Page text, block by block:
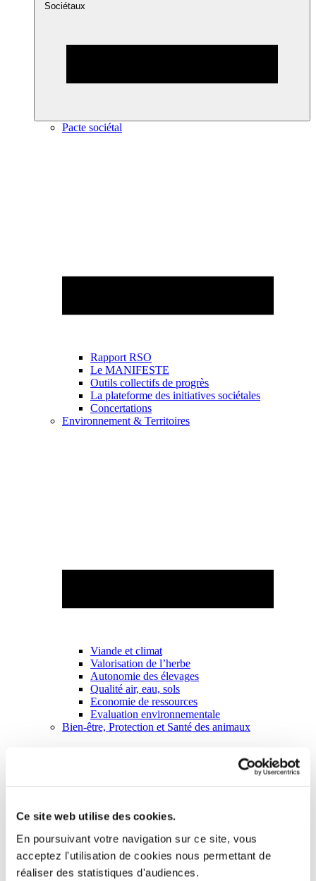
Ce site web utilise des cookies.
En poursuivant votre navigation sur ce site, vous
acceptez l'utilisation de cookies nous permettant de
réaliser des statistiques d'audiences.
Sociétaux
Pacte sociétal
Rapport RSO
Le MANIFESTE
Outils collectifs de progrès
La plateforme des initiatives sociétales
Concertations
Environnement & Territoires
Viande et climat
Valorisation de l’herbe
Autonomie des élevages
Qualité air, eau, sols
Economie de ressources
Evaluation environnementale
Bien-être, Protection et Santé des animaux